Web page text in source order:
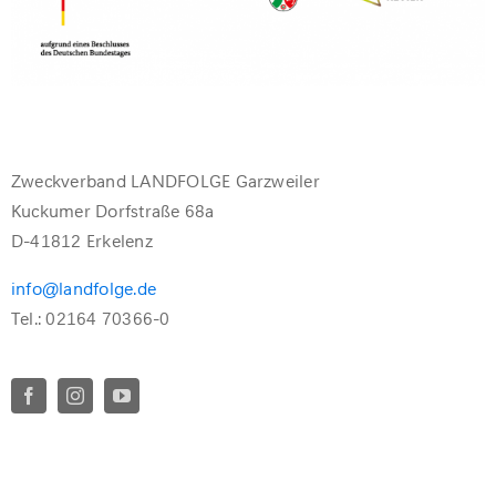
Zweckverband LANDFOLGE Garzweiler
Kuckumer Dorfstraße 68a
D-41812 Erkelenz
info@landfolge.de
Tel.: 02164 70366-0